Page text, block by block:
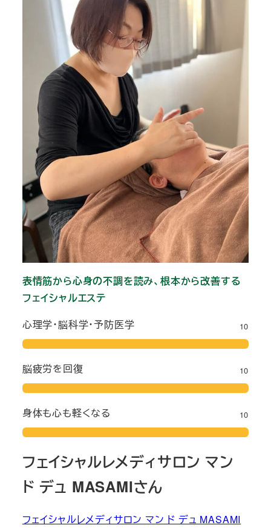
表情筋から心身の不調を読み、根本から改善する
フェイシャルエステ
心理学・脳科学・予防医学
10
脳疲労を回復 10
身体も心も軽くなる 10
フェイシャルレメディサロン マン
ド デュ MASAMIさん
フェイシャルレメディサロン マン ド デュ MASAMI